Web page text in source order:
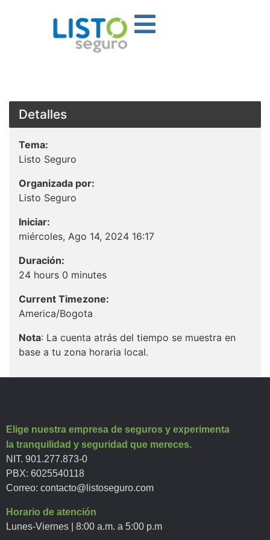
Detalles
Tema:
Listo Seguro
Organizada por:
Listo Seguro
Iniciar:
miércoles, Ago 14, 2024 16:17
Duración:
24 hours 0 minutes
Current Timezone:
America/Bogota
Nota: La cuenta atrás del tiempo se muestra en
base a tu zona horaria local.
Elige nuestra empresa de seguros y experimenta
la tranquilidad y seguridad que mereces.
NIT. 901.277.873-0
PBX: 6025540118
Correo: contacto@listoseguro.com
Horario de atención
Lunes-Viernes | 8:00 a.m. a 5:00 p.m